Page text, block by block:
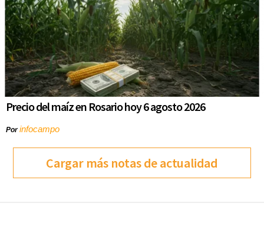
Precio del maíz en Rosario hoy 6 agosto 2026
Porinfocampo
Cargar más notas de actualidad